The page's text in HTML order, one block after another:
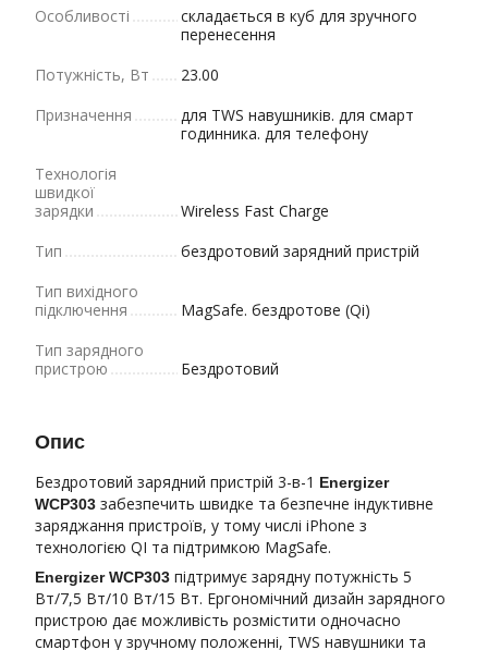
Особливості
складається в куб для зручного
перенесення
Потужність, Вт
23.00
Призначення
для TWS навушників. для смарт
годинника. для телефону
Технологія
швидкої
зарядки
Wireless Fast Charge
Тип
бездротовий зарядний пристрій
Тип вихідного
підключення
MagSafe. бездротове (Qi)
Тип зарядного
пристрою
Бездротовий
Опис
Бездротовий зарядний пристрій 3-в-1 Energizer
WCP303 забезпечить швидке та безпечне індуктивне
заряджання пристроїв, у тому числі iPhone з
технологією QI та підтримкою MagSafe.
Energizer WCP303 підтримує зарядну потужність 5
Вт/7,5 Вт/10 Вт/15 Вт. Ергономічний дизайн зарядного
пристрою дає можливість розмістити одночасно
смартфон у зручному положенні, TWS навушники та